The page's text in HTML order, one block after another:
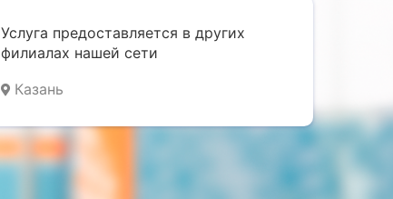
Услуга предоставляется в других
филиалах нашей сети
Казань